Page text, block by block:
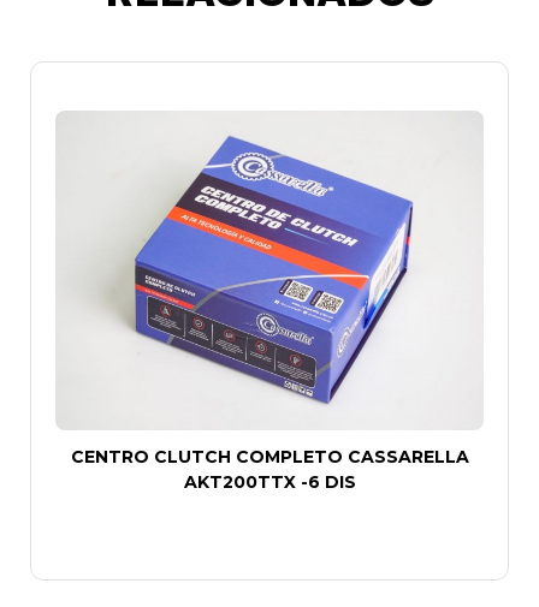
CENTRO CLUTCH COMPLETO CASSARELLA
AKT200TTX -6 DIS